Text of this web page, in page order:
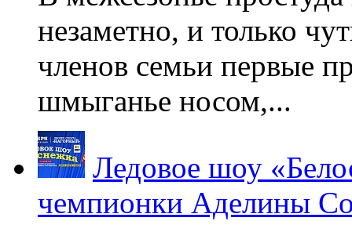
незаметно, и только
членов семьи первые
шмыганье носом,...
Ледовое шоу
чемпионки Аделины